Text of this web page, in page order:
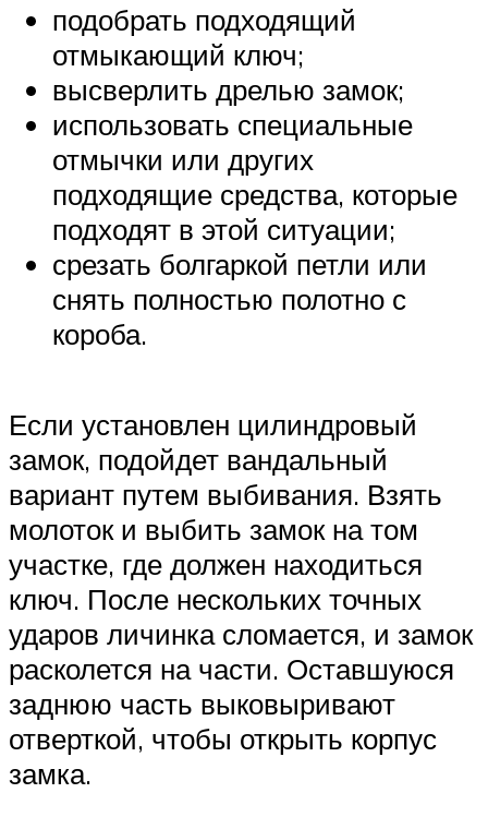
подобрать подходящий
отмыкающий ключ;
высверлить дрелью замок;
использовать специальные
отмычки или других
подходящие средства, которые
подходят в этой ситуации;
срезать болгаркой петли или
снять полностью полотно с
короба.
Если установлен цилиндровый
замок, подойдет вандальный
вариант путем выбивания. Взять
молоток и выбить замок на том
участке, где должен находиться
ключ. После нескольких точных
ударов личинка сломается, и замок
расколется на части. Оставшуюся
заднюю часть выковыривают
отверткой, чтобы открыть корпус
замка.